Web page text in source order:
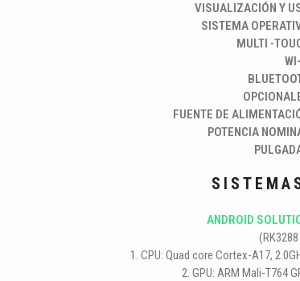
VISUALIZACIÓN Y
SISTEMA
MULTI -
FUENTE DE
POTENCIA
ANDROID
(RK3288
1. CPU: Quad core Cortex-A17,
2. GPU: ARM Mali-T764